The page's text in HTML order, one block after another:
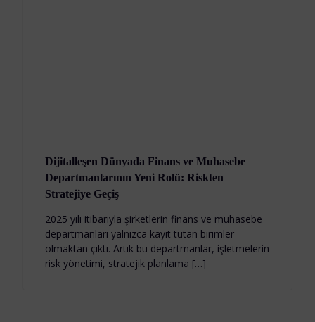
Dijitalleşen Dünyada Finans ve Muhasebe
Departmanlarının Yeni Rolü: Riskten
Stratejiye Geçiş
2025 yılı itibarıyla şirketlerin finans ve muhasebe
departmanları yalnızca kayıt tutan birimler
olmaktan çıktı. Artık bu departmanlar, işletmelerin
risk yönetimi, stratejik planlama […]